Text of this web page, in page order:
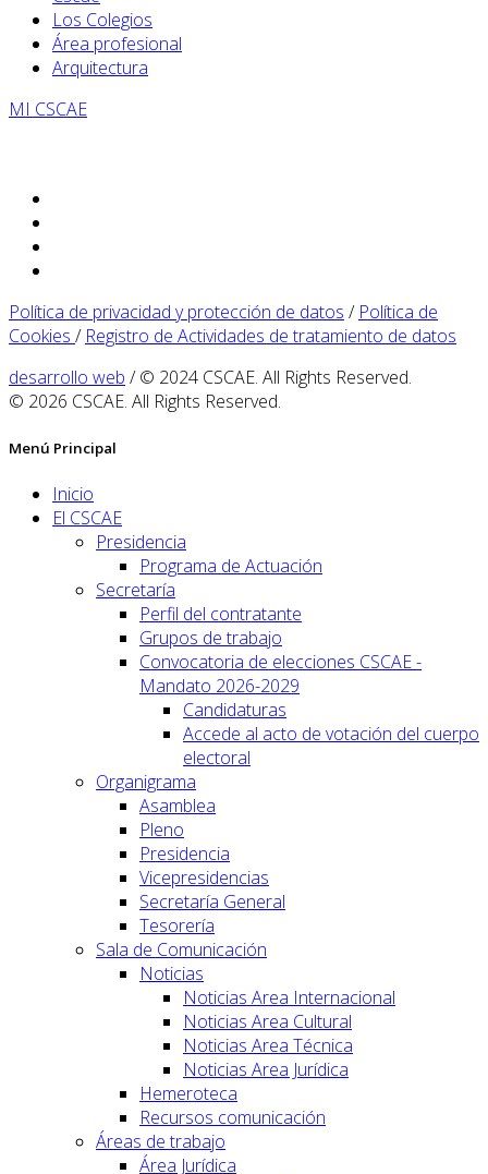
Los Colegios
Área profesional
Arquitectura
MI CSCAE
Política de privacidad y protección de datos / Política de
Cookies / Registro de Actividades de tratamiento de datos
desarrollo web / © 2024 CSCAE. All Rights Reserved.
© 2026 CSCAE. All Rights Reserved.
Menú Principal
Inicio
El CSCAE
Presidencia
Programa de Actuación
Secretaría
Perfil del contratante
Grupos de trabajo
Convocatoria de elecciones CSCAE -
Mandato 2026-2029
Candidaturas
Accede al acto de votación del cuerpo
electoral
Organigrama
Asamblea
Pleno
Presidencia
Vicepresidencias
Secretaría General
Tesorería
Sala de Comunicación
Noticias
Noticias Area Internacional
Noticias Area Cultural
Noticias Area Técnica
Noticias Area Jurídica
Hemeroteca
Recursos comunicación
Áreas de trabajo
Área Jurídica